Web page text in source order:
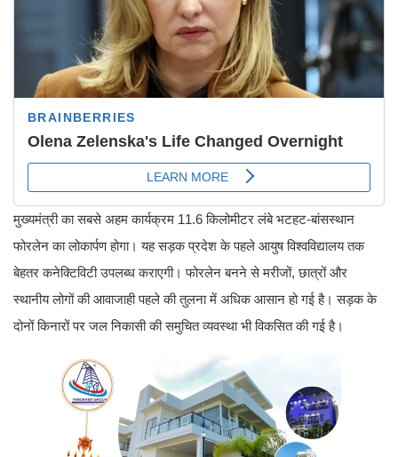
मुख्यमंत्री का सबसे अहम कार्यक्रम 11.6 किलोमीटर लंबे भटहट-बांसस्थान
फोरलेन का लोकार्पण होगा। यह सड़क प्रदेश के पहले आयुष विश्वविद्यालय तक
बेहतर कनेक्टिविटी उपलब्ध कराएगी। फोरलेन बनने से मरीजों, छात्रों और
स्थानीय लोगों की आवाजाही पहले की तुलना में अधिक आसान हो गई है। सड़क के
दोनों किनारों पर जल निकासी की समुचित व्यवस्था भी विकसित की गई है।